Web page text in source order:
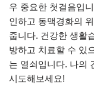
우 중요한 첫걸음입
인하고 동맥경화의
줍니다. 건강한 생활
방하고 치료할 수 있
는 열쇠입니다. 나의
시도해보세요!